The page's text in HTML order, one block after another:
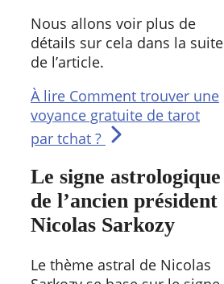
Nous allons voir plus de
détails sur cela dans la suite
de l’article.
À lire Comment trouver une
voyance gratuite de tarot
par tchat ?
Le signe astrologique
de l’ancien président
Nicolas Sarkozy
Le thème astral de Nicolas